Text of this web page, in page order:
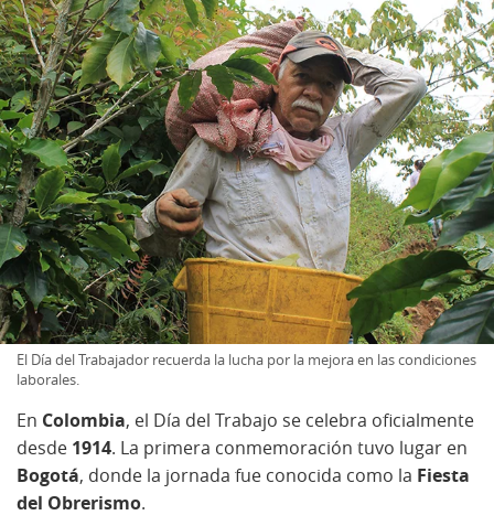
El Día del Trabajador recuerda la lucha por la mejora en las condiciones
laborales.
En Colombia, el Día del Trabajo se celebra oficialmente
desde 1914. La primera conmemoración tuvo lugar en
Bogotá, donde la jornada fue conocida como la Fiesta
del Obrerismo.